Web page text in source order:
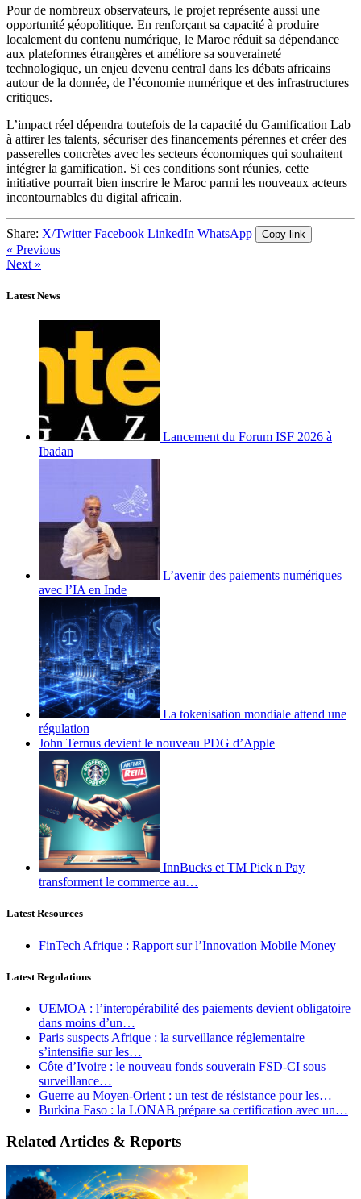
Pour de nombreux observateurs, le projet représente aussi une
opportunité géopolitique. En renforçant sa capacité à produire
localement du contenu numérique, le Maroc réduit sa dépendance
aux plateformes étrangères et améliore sa souveraineté
technologique, un enjeu devenu central dans les débats africains
autour de la donnée, de l’économie numérique et des infrastructures
critiques.
L’impact réel dépendra toutefois de la capacité du Gamification Lab
à attirer les talents, sécuriser des financements pérennes et créer des
passerelles concrètes avec les secteurs économiques qui souhaitent
intégrer la gamification. Si ces conditions sont réunies, cette
initiative pourrait bien inscrire le Maroc parmi les nouveaux acteurs
incontournables du digital africain.
Share: X/Twitter Facebook LinkedIn WhatsApp Copy link
« Previous
Next »
Latest News
Lancement du Forum ISF 2026 à
Ibadan
L’avenir des paiements numériques
avec l’IA en Inde
La tokenisation mondiale attend une
régulation
John Ternus devient le nouveau PDG d’Apple
InnBucks et TM Pick n Pay
transforment le commerce au…
Latest Resources
FinTech Afrique : Rapport sur l’Innovation Mobile Money
Latest Regulations
UEMOA : l’interopérabilité des paiements devient obligatoire
dans moins d’un…
Paris suspects Afrique : la surveillance réglementaire
s’intensifie sur les…
Côte d’Ivoire : le nouveau fonds souverain FSD-CI sous
surveillance…
Guerre au Moyen-Orient : un test de résistance pour les…
Burkina Faso : la LONAB prépare sa certification avec un…
Related Articles & Reports